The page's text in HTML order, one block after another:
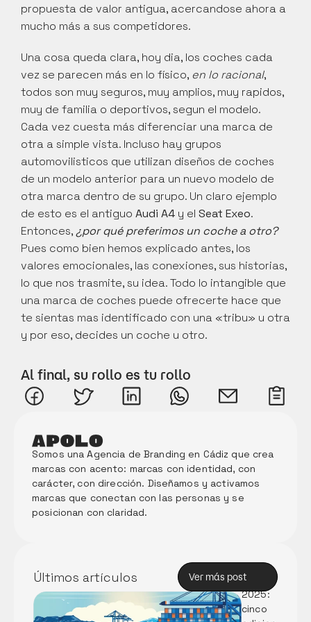
Somos una Agencia de Branding en Cádiz que crea
marcas con acento: marcas con identidad, con
carácter, con dirección. Diseñamos y activamos
marcas que conectan con las personas y se
posicionan con claridad.
propuesta de valor antigua, acercandose ahora a
mucho más a sus competidores.
Una cosa queda clara, hoy dia, los coches cada
vez se parecen más en lo físico, en lo racional,
todos son muy seguros, muy amplios, muy rapidos,
muy de familia o deportivos, segun el modelo.
Cada vez cuesta más diferenciar una marca de
otra a simple vista. Incluso hay grupos
automovilisticos que utilizan diseños de coches
de un modelo anterior para un nuevo modelo de
otra marca dentro de su grupo. Un claro ejemplo
de esto es el antiguo Audi A4 y el Seat Exeo.
Entonces, ¿por qué preferimos un coche a otro?
Pues como bien hemos explicado antes, los
valores emocionales, las conexiones, sus historias,
lo que nos trasmite, su idea. Todo lo intangible que
una marca de coches puede ofrecerte hace que
te sientas mas identificado con una «tribu» u otra
y por eso, decides un coche u otro.
Al final, su rollo es tu rollo
Últimos artículos
Ver más post
Ver más post
Innova
ción
2025:
cinco
Partici